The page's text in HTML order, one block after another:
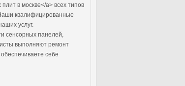
в москве</a> всех типов
квалифицированные
услуг.
сенсорных панелей,
выполняют ремонт
себе